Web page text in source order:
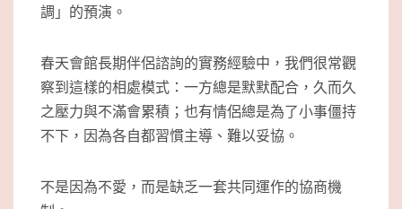
調」的預演。
春天會館長期伴侶諮詢的實務經驗中，我們很常觀
察到這樣的相處模式：一方總是默默配合，久而久
之壓力與不滿會累積；也有情侶總是為了小事僵持
不下，因為各自都習慣主導、難以妥協。
不是因為不愛，而是缺乏一套共同運作的協商機